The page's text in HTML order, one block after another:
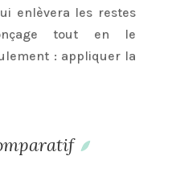
enlèvera les restes
tout en le
: appliquer la